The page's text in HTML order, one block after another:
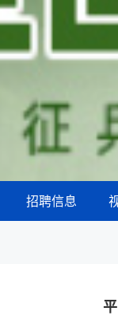
招聘信息